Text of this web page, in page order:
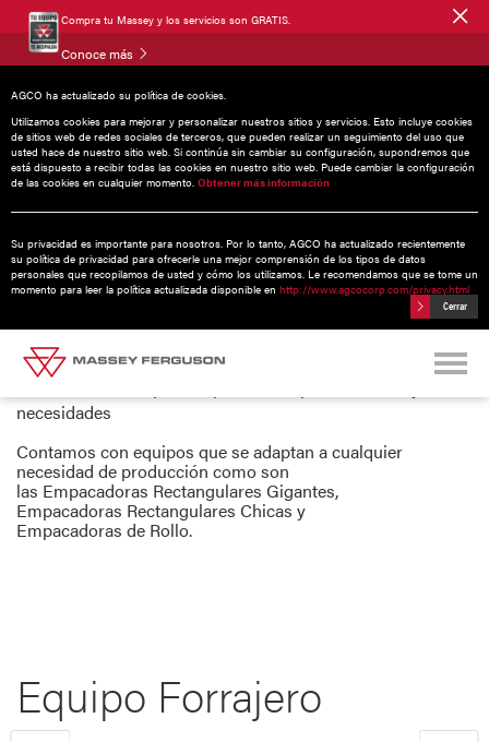
Compra tu Massey y los servicios son GRATIS.
Conoce más
AGCO ha actualizado su política de cookies.
Utilizamos cookies para mejorar y personalizar nuestros sitios y servicios. Esto incluye cookies
de sitios web de redes sociales de terceros, que pueden realizar un seguimiento del uso que
usted hace de nuestro sitio web. Si continúa sin cambiar su configuración, supondremos que
está dispuesto a recibir todas las cookies en nuestro sitio web. Puede cambiar la configuración
de las cookies en cualquier momento. Obtener más información
Su privacidad es importante para nosotros. Por lo tanto, AGCO ha actualizado recientemente
su política de privacidad para ofrecerle una mejor comprensión de los tipos de datos
personales que recopilamos de usted y cómo los utilizamos. Le recomendamos que se tome un
momento para leer la política actualizada disponible en http://www.agcocorp.com/privacy.html
Cerrar
EQUIPO FORRAJERO
necesidades
Contamos con equipos que se adaptan a cualquier
necesidad de producción como son
las Empacadoras Rectangulares Gigantes,
Empacadoras Rectangulares Chicas y
Empacadoras de Rollo.
Equipo Forrajero